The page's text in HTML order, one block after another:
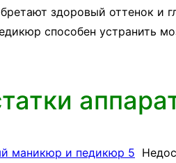
здоровый оттенок и
способен устранить